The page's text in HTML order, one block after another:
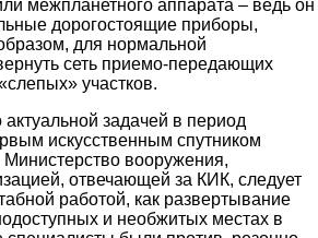
межпланетного аппарата – ведь он
дорогостоящие приборы,
для нормальной
сеть приемо-передающих
участков.
задачей в период
искусственным спутником
вооружения,
отвечающей за КИК, следует
работой, как развертывание
и необжитых местах в